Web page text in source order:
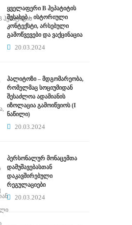
ყველაფერი B ჰეპატიტის
შესახებ – ისტორიული
კონტექსტი, არსებული
გამოწვევები და ვაქცინაცია
20.03.2024
ჰალიტოზი – მდგომარეობა,
რომელმაც სოციუმიდან
შესაძლოა ადამიანის
იზოლაცია გამოიწვიოს (I
ნაწილი)
20.03.2024
პერსონალურ მონაცემთა
დამუშავებასთან
დაკავშირებული
რეგულაციები
20.03.2024